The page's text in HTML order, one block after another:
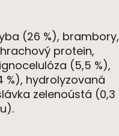
(26 %), brambory,
hrachový protein,
(5,5 %),
%), hydrolyzovaná
zelenoústá (0,3